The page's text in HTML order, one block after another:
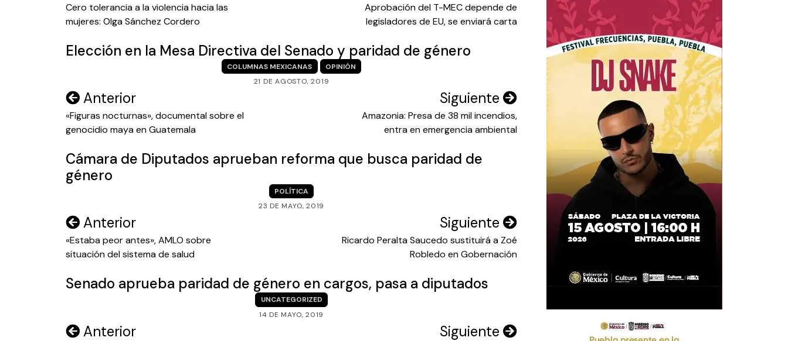
de
entradas
Cero tolerancia a la violencia hacia las
mujeres: Olga Sánchez Cordero
Aprobación del T-MEC depende de
legisladores de EU, se enviará carta
Elección en la Mesa Directiva del Senado y paridad de género
COLUMNAS MEXICANAS
OPINIÓN
21 DE AGOSTO, 2019
Navegación
de
entradas
Anterior
«Figuras nocturnas», documental sobre el
genocidio maya en Guatemala
Siguiente
Amazonia: Presa de 38 mil incendios,
entra en emergencia ambiental
Cámara de Diputados aprueban reforma que busca paridad de
género
POLÍTICA
23 DE MAYO, 2019
Navegación
de
Anterior
«Estaba peor antes», AMLO sobre
situación del sistema de salud
Siguiente
Ricardo Peralta Saucedo sustituirá a Zoé
Robledo en Gobernación
Senado aprueba paridad de género en cargos, pasa a diputados
UNCATEGORIZED
14 DE MAYO, 2019
Navegación
Anterior Siguiente